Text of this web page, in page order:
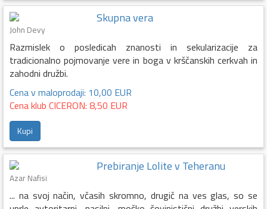
Skupna vera
John Devy
Razmislek o posledicah znanosti in sekularizacije za
tradicionalno pojmovanje vere in boga v krščanskih cerkvah in
zahodni družbi.
Cena v maloprodaji: 10,00 EUR
Cena klub CICERON: 8,50 EUR
Kupi
Prebiranje Lolite v Teheranu
Azar Nafisi
... na svoj način, včasih skromno, drugič na ves glas, so se